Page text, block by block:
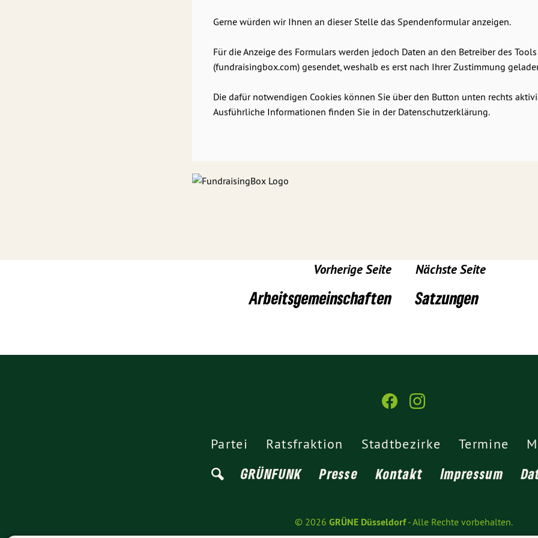
Gerne würden wir Ihnen an dieser Stelle das Spendenformular anzeigen.
Für die Anzeige des Formulars werden jedoch Daten an den Betreiber des Tools
(fundraisingbox.com) gesendet, weshalb es erst nach Ihrer Zustimmung
Die dafür notwendigen Cookies können Sie über den Button unten rechts
Ausführliche Informationen finden Sie in der Datenschutzerklärung.
Vorherige Seite
Arbeitsgemeinschaften
Nächste Seite
Satzungen
Partei Ratsfraktion Stadtbezirke Termine
GRÜNFUNK Presse Kontakt Impressum
© 2026 GRÜNE Düsseldorf- Alle Rechte vorbehalten.